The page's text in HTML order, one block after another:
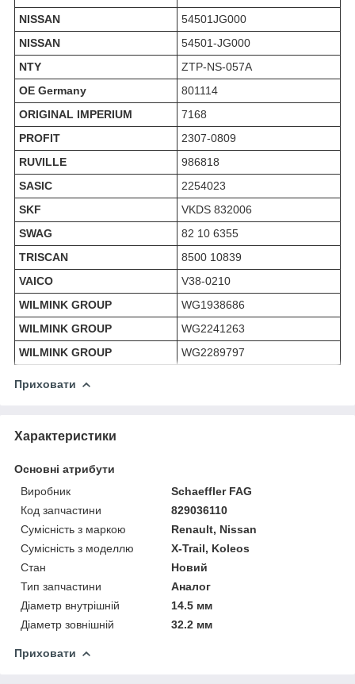
NISSAN
54501JG000
NISSAN
54501-JG000
NTY
ZTP-NS-057A
OE Germany
801114
ORIGINAL IMPERIUM
7168
PROFIT
2307-0809
RUVILLE
986818
SASIC
2254023
SKF
VKDS 832006
SWAG
82 10 6355
TRISCAN
8500 10839
VAICO
V38-0210
WILMINK GROUP
WG1938686
WILMINK GROUP
WG2241263
WILMINK GROUP
WG2289797
Приховати
Характеристики
Основні атрибути
Виробник
Schaeffler FAG
Код запчастини
829036110
Сумісність з маркою
Renault, Nissan
Сумісність з моделлю
X-Trail, Koleos
Стан
Новий
Тип запчастини
Аналог
Діаметр внутрішній
14.5 мм
Діаметр зовнішній
32.2 мм
Приховати